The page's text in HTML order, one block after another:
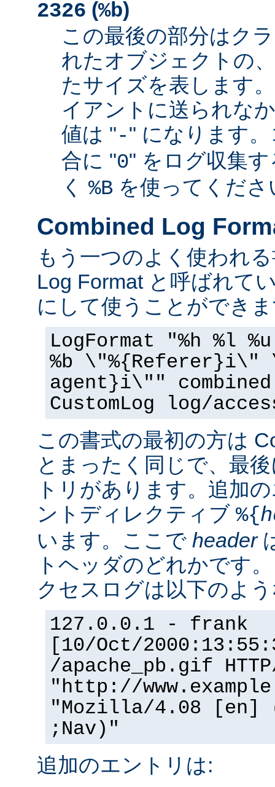
2326 (%b)
この最後の部分はク
れたオブジェクトの
たサイズを表します
イアントに送られな
値は "-" になります
合に "0" をログ収集
く %B を使ってくださ
Combined Log
もう一つのよく使われ
Log Format と呼ばれて
にして使うことができ
LogFormat "%h %l
%b \"%{Referer}i\"
agent}i\"" combined
CustomLog log/
この書式の最初の方は
とまったく同じで、最
トリがあります。追加
ントディレクティブ %{
います。ここで header
トヘッダのどれかです
クセスログは以下のよ
127.0.0.1 - frank
[10/Oct/
/apache_pb.gif
"http://
"Mozilla/4.08 [en]
;Nav)"
追加のエントリは: